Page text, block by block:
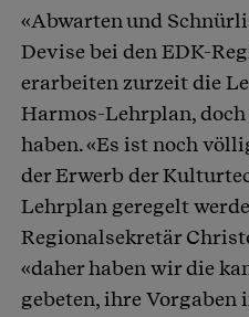
«Abwarten und
Devise bei den EDK-
erarbeiten zurzeit die
Harmos-Lehrplan,
haben. «Es ist noch
der Erwerb der
Lehrplan geregelt
Regionalsekretär
«daher haben wir die
gebeten, ihre Vorgaben